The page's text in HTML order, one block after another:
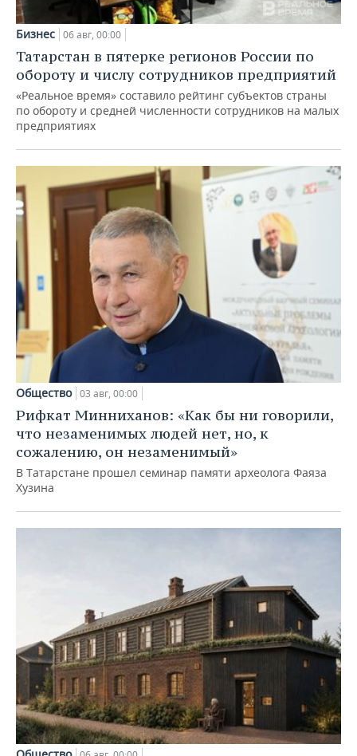
Бизнес 06 авг, 00:00
Татарстан в пятерке регионов России по
обороту и числу сотрудников предприятий
«Реальное время» составило рейтинг субъектов страны
по обороту и средней численности сотрудников на малых
предприятиях
Общество 03 авг, 00:00
Рифкат Минниханов: «Как бы ни говорили,
что незаменимых людей нет, но, к
сожалению, он незаменимый»
В Татарстане прошел семинар памяти археолога Фаяза
Хузина